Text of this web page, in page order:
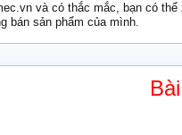
và có thắc mắc, bạn có
bán sản phẩm của mình.